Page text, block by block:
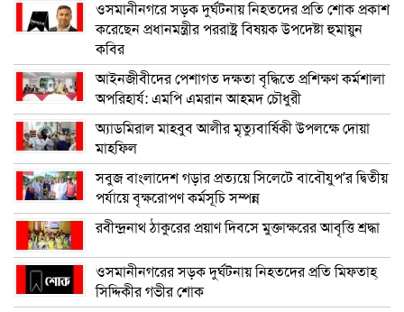
ওসমানীনগরে সড়ক দুর্ঘটনায় নিহতদের প্রতি শোক প্রকাশ
করেছেন প্রধানমন্ত্রীর পররাষ্ট্র বিষয়ক উপদেষ্টা হুমায়ুন
কবির
আইনজীবীদের পেশাগত দক্ষতা বৃদ্ধিতে প্রশিক্ষণ কর্মশালা
অপরিহার্য: এমপি এমরান আহমদ চৌধুরী
অ্যাডমিরাল মাহবুব আলীর মৃত্যুবার্ষিকী উপলক্ষে দোয়া
মাহফিল
সবুজ বাংলাদেশ গড়ার প্রত্যয়ে সিলেটে বাবৌযুপ’র দ্বিতীয়
পর্যায়ে বৃক্ষরোপণ কর্মসূচি সম্পন্ন
রবীন্দ্রনাথ ঠাকুরের প্রয়াণ দিবসে মুক্তাক্ষরের আবৃত্তি শ্রদ্ধা
ওসমানীনগরের সড়ক দুর্ঘটনায় নিহতদের প্রতি মিফতাহ্
সিদ্দিকীর গভীর শোক